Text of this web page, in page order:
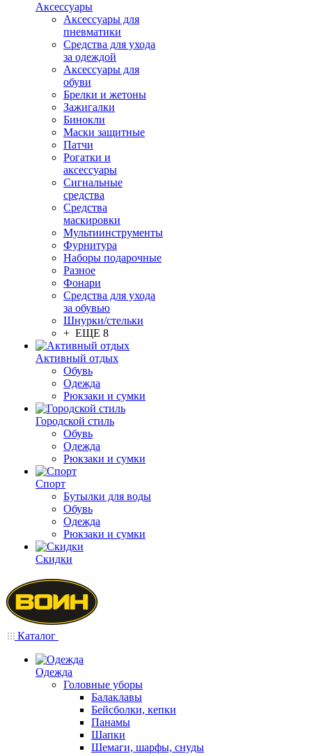
Аксессуары
Аксессуары для
пневматики
Средства для ухода
за одеждой
Аксессуары для
обуви
Брелки и жетоны
Зажигалки
Бинокли
Маски защитные
Патчи
Рогатки и
аксессуары
Сигнальные
средства
Средства
маскировки
Мультиинструменты
Фурнитура
Наборы подарочные
Разное
Фонари
Средства для ухода
за обувью
Шнурки/стельки
+ ЕЩЕ 8
Активный отдых
Обувь
Одежда
Рюкзаки и сумки
Городской стиль
Обувь
Одежда
Рюкзаки и сумки
Спорт
Бутылки для воды
Обувь
Одежда
Рюкзаки и сумки
Скидки
Каталог
Одежда
Головные уборы
Балаклавы
Бейсболки, кепки
Панамы
Шапки
Шемаги, шарфы, снуды